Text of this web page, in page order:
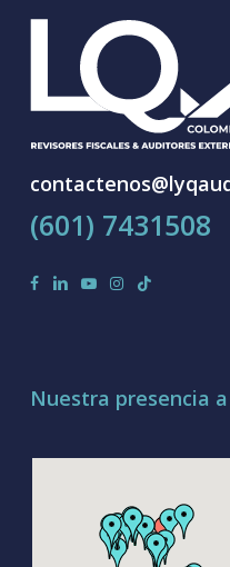
(601) 7431508
facebook
linkedinyoutubeinstagram
tiktok
Nuestra presencia